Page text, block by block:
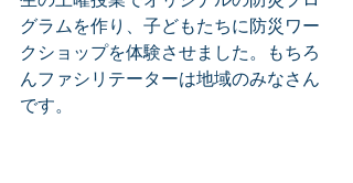
グラムを作り、子どもたちに防災ワー
クショップを体験させました。もちろ
んファシリテーターは地域のみなさん
です。